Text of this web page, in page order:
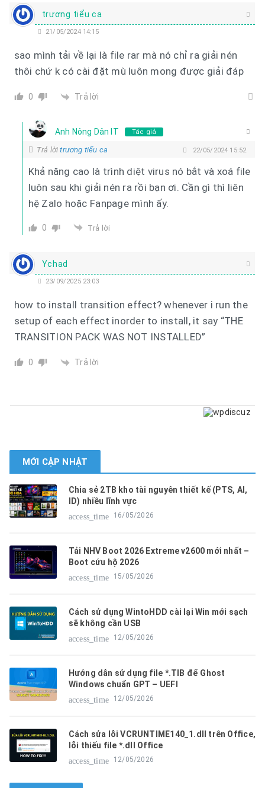
trương tiểu ca
21/05/2024 14:15
sao mình tải về lại là file rar mà nó chỉ ra giải nén
thôi chứ k có cài đặt mù luôn mong được giải đáp
0 Trả lời
Anh Nông Dân IT Tác giả
Trả lờitrương tiểu ca 22/05/2024 15:52
Khả năng cao là trình diệt virus nó bắt và xoá file
luôn sau khi giải nén ra rồi bạn ơi. Cần gì thì liên
hệ Zalo hoặc Fanpage mình ấy.
0 Trả lời
Ychad
23/09/2025 23:03
how to install transition effect? whenever i run the
setup of each effect inorder to install, it say “THE
TRANSITION PACK WAS NOT INSTALLED”
0 Trả lời
MỚI CẬP NHẬT
Chia sẻ 2TB kho tài nguyên thiết kế (PTS, AI,
ID) nhiều lĩnh vực
access_time
16/05/2026
Tải NHV Boot 2026 Extreme v2600 mới nhất –
Boot cứu hộ 2026
access_time
15/05/2026
Cách sử dụng WintoHDD cài lại Win mới sạch
sẽ không cần USB
access_time
12/05/2026
Hướng dẫn sử dụng file *.TIB để Ghost
Windows chuẩn GPT – UEFI
access_time
12/05/2026
Cách sửa lỗi VCRUNTIME140_1.dll trên Office,
lỗi thiếu file *.dll Office
access_time
12/05/2026